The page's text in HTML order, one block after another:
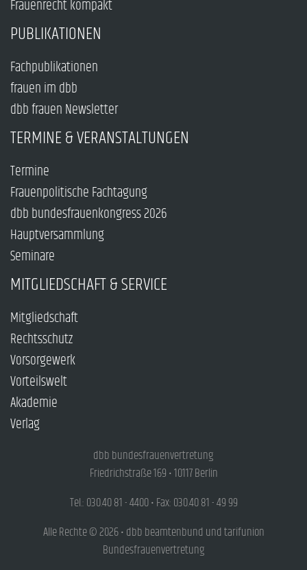
Frauenrecht kompakt
PUBLIKATIONEN
Fachpublikationen
frauen im dbb
dbb frauen Newsletter
TERMINE & VERANSTALTUNGEN
Termine
Frauenpolitische Fachtagung
dbb bundesfrauenkongress 2026
Hauptversammlung
Seminare
MITGLIEDSCHAFT & SERVICE
Mitgliedschaft
Rechtsschutz
Vorsorgewerk
Vorteilswelt
Akademie
Verlag
dbb bundesfrauenvertretung
Friedrichstraße 169 • 10117 Berlin
Tel.: 030.40 81 - 4400 • Fax: 030.40 81 - 49 99
Alle Rechte © 2026 • dbb beamtenbund und tarifunion
Bundesfrauenvertretung